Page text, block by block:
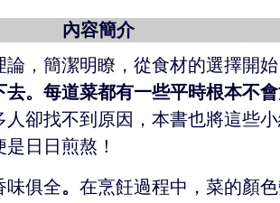
內容簡介
，簡潔明瞭，從食材的選擇開
去。每道菜都有一些平時根本不
卻找不到原因，本書也將這些
日日煎熬！
味俱全。在烹飪過程中，菜的顏